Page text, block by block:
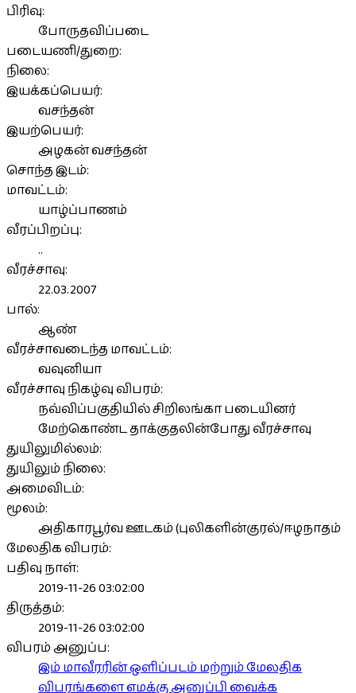
பிரிவு:
போருதவிப்படை
படையணி/துறை:
நிலை:
இயக்கப்பெயர்:
வசந்தன்
இயற்பெயர்:
அழகன் வசந்தன்
சொந்த இடம்:
மாவட்டம்:
யாழ்ப்பாணம்
வீரப்பிறப்பு:
..
வீரச்சாவு:
22.03.2007
பால்:
ஆண்
வீரச்சாவடைந்த மாவட்டம்:
வவுனியா
வீரச்சாவு நிகழ்வு விபரம்:
நவ்விப்பகுதியில் சிறிலங்கா படையினர்
மேற்கொண்ட தாக்குதலின்போது வீரச்சாவு
துயிலுமில்லம்:
துயிலும் நிலை:
அமைவிடம்:
மூலம்:
அதிகாரபூர்வ ஊடகம் (புலிகளின்குரல்/ஈழநாதம்
மேலதிக விபரம்:
பதிவு நாள்:
2019-11-26 03:02:00
திருத்தம்:
2019-11-26 03:02:00
விபரம் அனுப்ப:
இம் மாவீரரின் ஒளிப்படம் மற்றும் மேலதிக
விபரங்களை எமக்கு அனுப்பி வைக்க